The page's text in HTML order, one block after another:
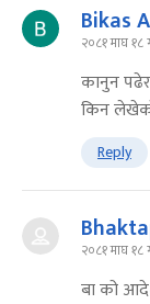
Bikas
२०८१ माघ
कानुन
किन
Reply
२०८१ माघ
बा को